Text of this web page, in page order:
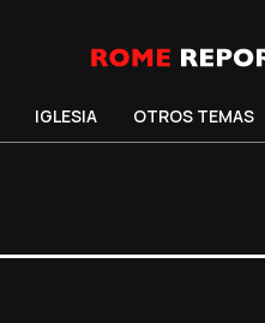
IGLESIA OTROS TEMAS